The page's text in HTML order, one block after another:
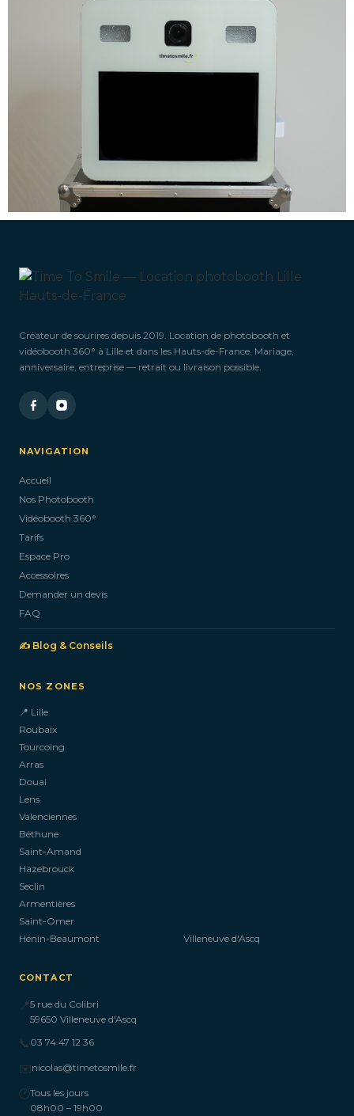
Créateur de sourires depuis 2019. Location de photobooth et
vidéobooth 360° à Lille et dans les Hauts-de-France. Mariage,
anniversaire, entreprise — retrait ou livraison possible.
NAVIGATION
Accueil
Nos Photobooth
Vidéobooth 360°
Tarifs
Espace Pro
Accessoires
Demander un devis
FAQ
✍️ Blog & Conseils
NOS ZONES
📍 Lille
Roubaix
Tourcoing
Arras
Douai
Lens
Valenciennes
Béthune
Saint-Amand
Hazebrouck
Seclin
Armentières
Saint-Omer
Hénin-Beaumont
Villeneuve d'Ascq
CONTACT
📍5 rue du Colibri
59650 Villeneuve d'Ascq
📞 03 74 47 12 36
✉️nicolas@timetosmile.fr
🕐Tous les jours
08h00 – 19h00